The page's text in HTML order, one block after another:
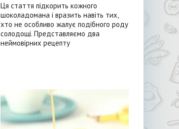
Ця стаття підкорить кожного
шоколадомана і вразить навіть тих,
хто не особливо жалує подібного роду
солодощі. Представляємо два
неймовірних рецепту